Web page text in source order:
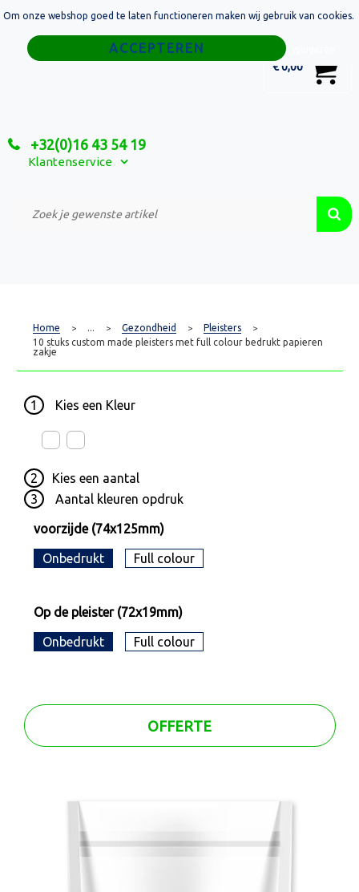
€ 0,00
+32(0)16 43 54 19
Klantenservice
Home
Relatiegeschenken
Custom Made Projecten
Home > ... > Gezondheid > Pleisters >
10 stuks custom made pleisters met full colour bedrukt papieren
zakje
1 Kies een Kleur
2 Kies een aantal
3
Aantal kleuren opdruk
voorzijde (74x125mm)
Onbedrukt Full colour
Op de pleister (72x19mm)
Onbedrukt Full colour
OFFERTE
Om onze webshop goed te laten functioneren maken wij gebruik van cookies.